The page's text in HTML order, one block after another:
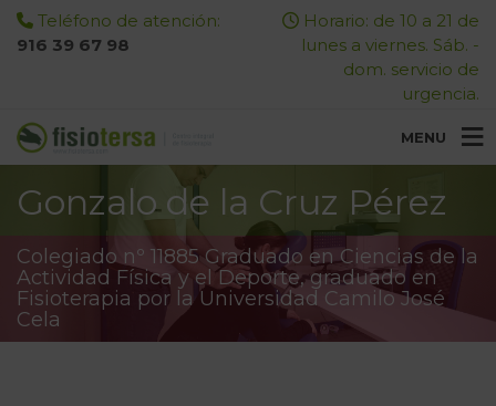
Teléfono de atención:
916 39 67 98
Horario: de 10 a 21 de
lunes a viernes. Sáb. -
dom. servicio de
urgencia.
MENU
Gonzalo de la Cruz Pérez
Colegiado nº 11885 Graduado en Ciencias de la
Actividad Física y el Deporte, graduado en
Fisioterapia por la Universidad Camilo José
Cela